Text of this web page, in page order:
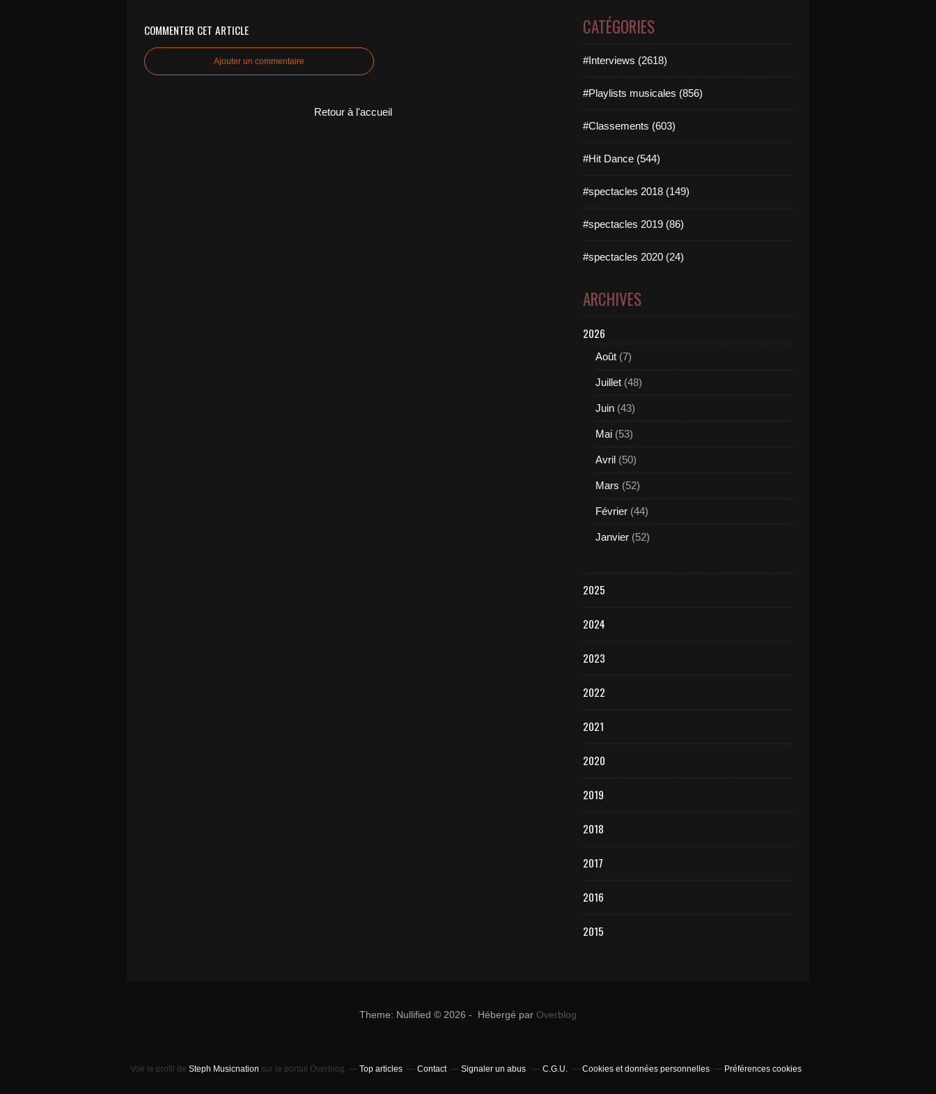
COMMENTER CET ARTICLE
Ajouter un commentaire
Retour à l'accueil
CATÉGORIES
#Interviews (2618)
#Playlists musicales (856)
#Classements (603)
#Hit Dance (544)
#spectacles 2018 (149)
#spectacles 2019 (86)
#spectacles 2020 (24)
ARCHIVES
2026
Août (7)
Juillet (48)
Juin (43)
Mai (53)
Avril (50)
Mars (52)
Février (44)
Janvier (52)
2025
2024
2023
2022
2021
2020
2019
2018
2017
2016
2015
Theme: Nullified © 2026 - Hébergé par Overblog
Voir le profil de Steph Musicnation sur le portail Overblog Top articles Contact Signaler un abus C.G.U. Cookies et données personnelles Préférences cookies